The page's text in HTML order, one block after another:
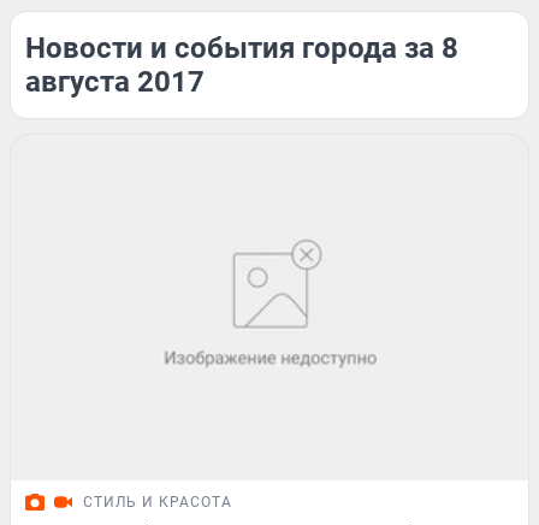
Новости и события города за 8
августа 2017
СТИЛЬ И КРАСОТА